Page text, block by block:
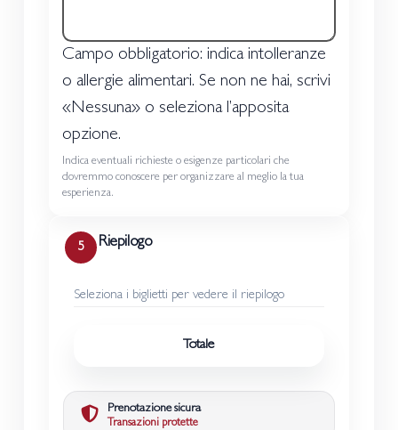
Campo obbligatorio: indica intolleranze
o allergie alimentari. Se non ne hai, scrivi
«Nessuna» o seleziona l’apposita
opzione.
Indica eventuali richieste o esigenze particolari che
dovremmo conoscere per organizzare al meglio la tua
esperienza.
5 Riepilogo
Seleziona i biglietti per vedere il riepilogo
Totale
Prenotazione sicura
Transazioni protette